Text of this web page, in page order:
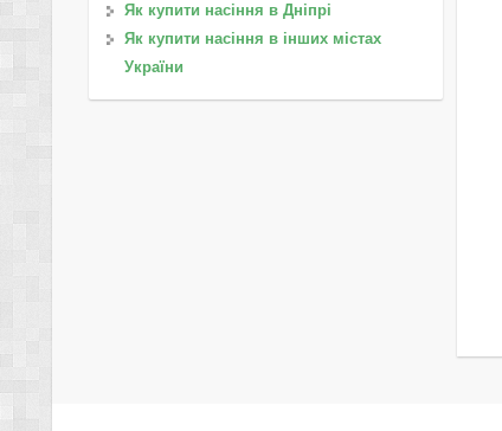
Як купити насіння в Дніпрі
Як купити насіння в інших містах
України